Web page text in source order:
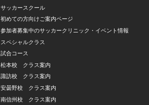
サッカースクール
初めての方向けご案内ページ
参加者募集中のサッカークリニック・イベント情報
スペシャルクラス
試合コース
松本校 クラス案内
諏訪校 クラス案内
安曇野校 クラス案内
南信州校 クラス案内